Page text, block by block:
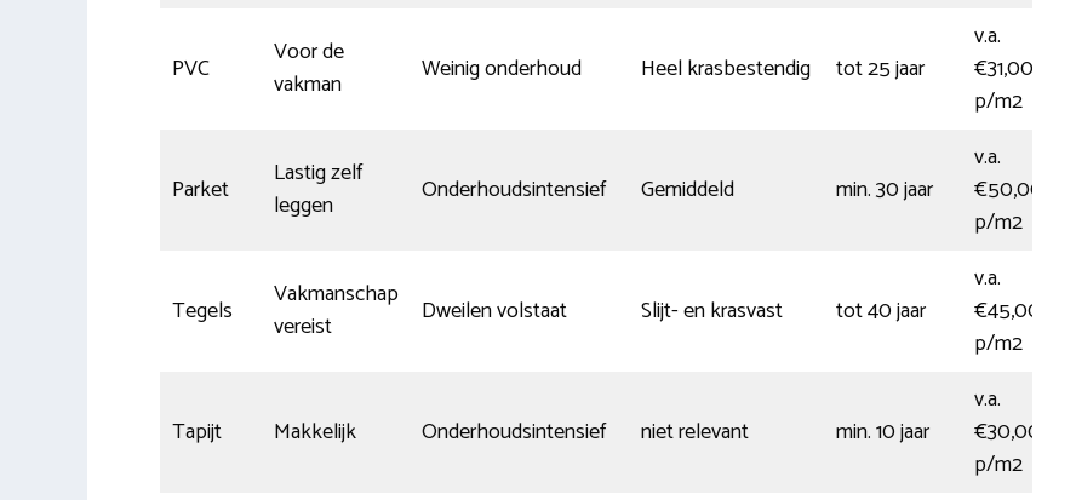
PVC
Voor de
vakman
Weinig onderhoud Heel krasbestendig tot 25 jaar
v.a.
€31,00
p/m2
Parket
Lastig zelf
leggen
Onderhoudsintensief Gemiddeld min. 30 jaar
v.a.
€50,00
p/m2
Tegels
Vakmanschap
vereist
Dweilen volstaat Slijt- en krasvast tot 40 jaar
v.a.
€45,00
p/m2
Tapijt Makkelijk Onderhoudsintensief niet relevant min. 10 jaar
v.a.
€30,00
p/m2